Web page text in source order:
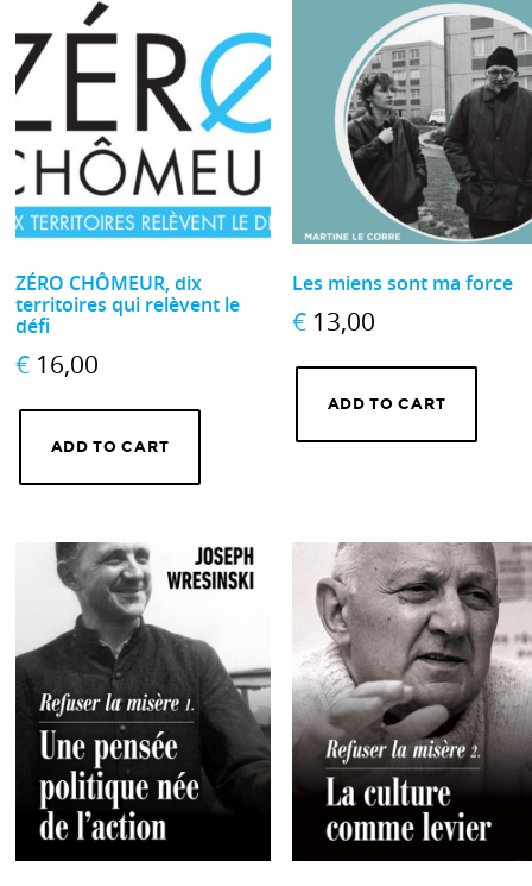
ZÉRO CHÔMEUR, dix
territoires qui relèvent le
défi
€ 16,00
ADD TO CART
Les miens sont ma force
€ 13,00
ADD TO CART